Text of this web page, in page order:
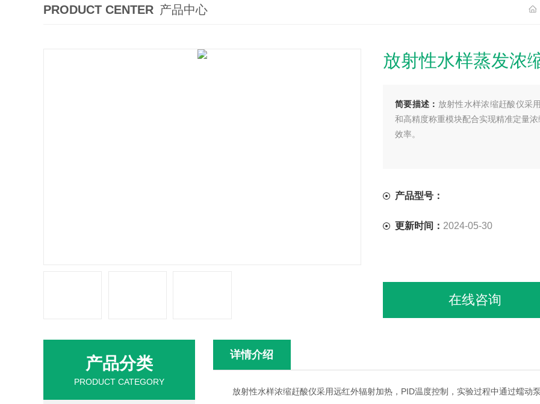
PRODUCT CENTER 产品中心
放射性水样蒸发浓
简要描述： 放射性水样浓缩赶酸仪采
和高精度称重模块配合实现精准定量
效率。
产品型号：
更新时间： 2024-05-30
在线咨询
详情介绍
放射性水样浓缩赶酸仪采用远红外辐射加热，PID温度控制，实验过程中通过蠕动
产品分类
PRODUCT CATEGORY